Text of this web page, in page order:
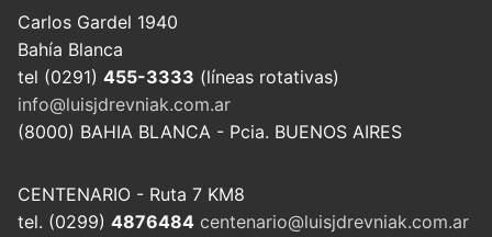
Carlos Gardel 1940
Bahía Blanca
tel (0291) 455-3333 (líneas rotativas)
info@luisjdrevniak.com.ar
(8000) BAHIA BLANCA - Pcia. BUENOS AIRES
CENTENARIO - Ruta 7 KM8
tel. (0299) 4876484 centenario@luisjdrevniak.com.ar